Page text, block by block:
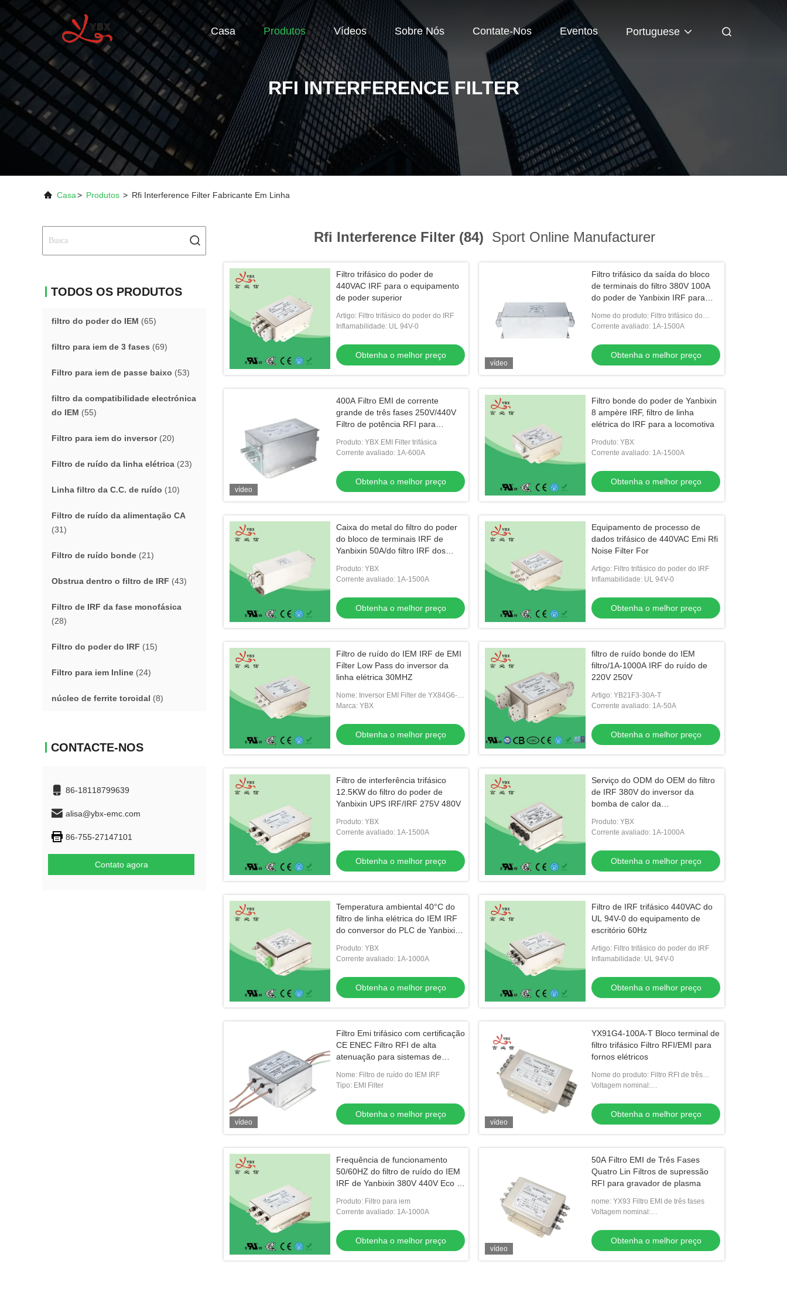
Casa Produtos Vídeos Sobre Nós Contate-Nos Eventos Portuguese
RFI INTERFERENCE FILTER
Casa> Produtos > Rfi Interference Filter Fabricante Em Linha
TODOS OS PRODUTOS
filtro do poder do IEM (65)
filtro para iem de 3 fases (69)
Filtro para iem de passe baixo (53)
filtro da compatibilidade electrónica
do IEM (55)
Filtro para iem do inversor(20)
Filtro de ruído da linha elétrica (23)
Linha filtro da C.C. de ruído (10)
Filtro de ruído da alimentação CA
(31)
Filtro de ruído bonde (21)
Obstrua dentro o filtro de IRF (43)
Filtro de IRF da fase monofásica
(28)
Filtro do poder do IRF (15)
Filtro para iem Inline (24)
núcleo de ferrite toroidal (8)
CONTACTE-NOS
86-18118799639
alisa@ybx-emc.com
86-755-27147101
Contato agora
Rfi Interference Filter (84) Sport Online Manufacturer
Filtro trifásico do poder de
440VAC IRF para o equipamento
de poder superior
Artigo: Filtro trifásico do poder do IRF
Inflamabilidade: UL 94V-0
Obtenha o melhor preço
vídeo
Filtro trifásico da saída do bloco
de terminais do filtro 380V 100A
do poder de Yanbixin IRF para
Nome do produto: Filtro trifásico do
bloco de terminais
Corrente avaliado: 1A-1500A
Obtenha o melhor preço
vídeo
400A Filtro EMI de corrente
grande de três fases 250V/440V
Filtro de potência RFI para
Produto: YBX EMI Filter trifásica
Corrente avaliado: 1A-600A
Obtenha o melhor preço
Filtro bonde do poder de Yanbixin
8 ampère IRF, filtro de linha
elétrica do IRF para a locomotiva
Produto: YBX
Corrente avaliado: 1A-1500A
Obtenha o melhor preço
Caixa do metal do filtro do poder
do bloco de terminais IRF de
Yanbixin 50A/do filtro IRF dos
Produto: YBX
Corrente avaliado: 1A-1500A
Obtenha o melhor preço
Equipamento de processo de
dados trifásico de 440VAC Emi Rfi
Noise Filter For
Artigo: Filtro trifásico do poder do IRF
Inflamabilidade: UL 94V-0
Obtenha o melhor preço
Filtro de ruído do IEM IRF de EMI
Filter Low Pass do inversor da
linha elétrica 30MHZ
Nome: Inversor EMI Filter de YX84G6-
200A-SL
Marca: YBX
Obtenha o melhor preço
filtro de ruído bonde do IEM
filtro/1A-1000A IRF do ruído de
220V 250V
Artigo: YB21F3-30A-T
Corrente avaliado: 1A-50A
Obtenha o melhor preço
Filtro de interferência trifásico
12.5KW do filtro do poder de
Yanbixin UPS IRF/IRF 275V 480V
Produto: YBX
Corrente avaliado: 1A-1500A
Obtenha o melhor preço
Serviço do ODM do OEM do filtro
de IRF 380V do inversor da
bomba de calor da
Yanbixin 35KW 440V 480V
Produto: YBX
Corrente avaliado: 1A-1000A
Obtenha o melhor preço
Temperatura ambiental 40°C do
filtro de linha elétrica do IEM IRF
do conversor do PLC de Yanbixin
Produto: YBX
Corrente avaliado: 1A-1000A
Obtenha o melhor preço
Filtro de IRF trifásico 440VAC do
UL 94V-0 do equipamento de
escritório 60Hz
Artigo: Filtro trifásico do poder do IRF
Inflamabilidade: UL 94V-0
Obtenha o melhor preço
vídeo
Filtro Emi trifásico com certificação
CE ENEC Filtro RFI de alta
atenuação para sistemas de
Nome: Filtro de ruído do IEM IRF
Tipo: EMI Filter
Obtenha o melhor preço
vídeo
YX91G4-100A-T Bloco terminal de
filtro trifásico Filtro RFI/EMI para
fornos elétricos
Nome do produto: Filtro RFI de três
fases
Voltagem nominal:
Obtenha o melhor preço
Frequência de funcionamento
50/60HZ do filtro de ruído do IEM
IRF de Yanbixin 380V 440V Eco -
Produto: Filtro para iem
Corrente avaliado: 1A-1000A
Obtenha o melhor preço
vídeo
50A Filtro EMI de Três Fases
Quatro Lin Filtros de supressão
RFI para gravador de plasma
nome: YX93 Filtro EMI de três fases
Voltagem nominal:
Obtenha o melhor preço